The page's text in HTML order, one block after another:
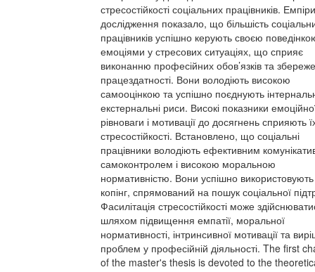
стресостійкості соціальних працівників.
дослідження показало, що більшість
працівників успішно керують своєю
емоціями у стресових ситуаціях, що сприяє
виконанню професійних обов’язків та
працездатності. Вони володіють високою
самооцінкою та успішно поєднують
екстернальні риси. Високі показники
рівноваги і мотивації до досягнень сприяють
стресостійкості. Встановлено, що соціальні
працівники володіють ефективним
самоконтролем і високою моральною
нормативністю. Вони успішно використовують
копінг, спрямований на пошук соціальної
Фасилітація стресостійкості може
шляхом підвищення емпатії, моральної
нормативності, інтринсивної мотивації та
проблем у професійній діяльності. The first
of the master's thesis is devoted to the